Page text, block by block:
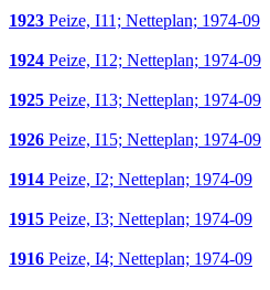
1923 Peize, I11; Netteplan; 1974-09
1924 Peize, I12; Netteplan; 1974-09
1925 Peize, I13; Netteplan; 1974-09
1926 Peize, I15; Netteplan; 1974-09
1914 Peize, I2; Netteplan; 1974-09
1915 Peize, I3; Netteplan; 1974-09
1916 Peize, I4; Netteplan; 1974-09